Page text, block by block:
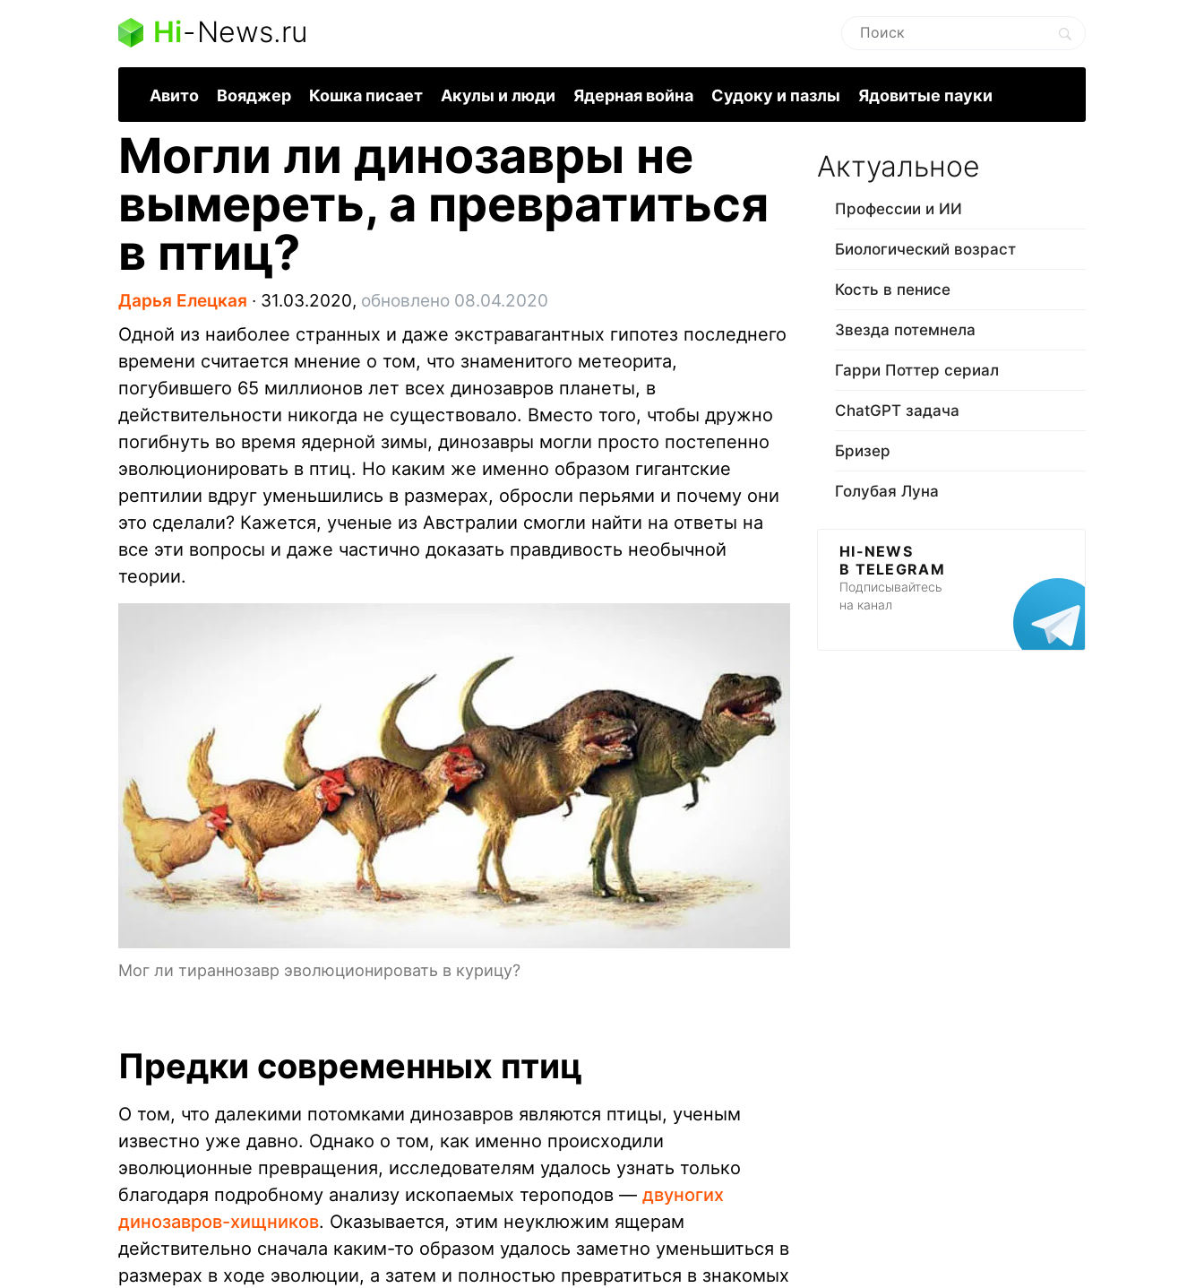
Hi-News.ru
Авито Вояджер Кошка писает Акулы и люди Ядерная война Судоку и пазлы Ядовитые пауки
Могли ли динозавры не
вымереть, а превратиться
в птиц?
Дарья Елецкая ∙ 31.03.2020, обновлено 08.04.2020
Одной из наиболее странных и даже экстравагантных гипотез последнего
времени считается мнение о том, что знаменитого метеорита,
погубившего 65 миллионов лет всех динозавров планеты, в
действительности никогда не существовало. Вместо того, чтобы дружно
погибнуть во время ядерной зимы, динозавры могли просто постепенно
эволюционировать в птиц. Но каким же именно образом гигантские
рептилии вдруг уменьшились в размерах, обросли перьями и почему они
это сделали? Кажется, ученые из Австралии смогли найти на ответы на
все эти вопросы и даже частично доказать правдивость необычной
теории.
Мог ли тираннозавр эволюционировать в курицу?
Предки современных птиц
О том, что далекими потомками динозавров являются птицы, ученым
известно уже давно. Однако о том, как именно происходили
эволюционные превращения, исследователям удалось узнать только
благодаря подробному анализу ископаемых тероподов — двуногих
динозавров-хищников. Оказывается, этим неуклюжим ящерам
действительно сначала каким-то образом удалось заметно уменьшиться в
размерах в ходе эволюции, а затем и полностью превратиться в знакомых
Актуальное
Профессии и ИИ
Биологический возраст
Кость в пенисе
Звезда потемнела
Гарри Поттер сериал
ChatGPT задача
Бризер
Голубая Луна
HI-NEWS
В TELEGRAM
Подписывайтесь
на канал